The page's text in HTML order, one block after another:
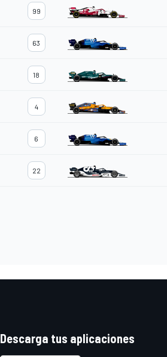
99
63
18
4
6
22
Descarga tus aplicaciones